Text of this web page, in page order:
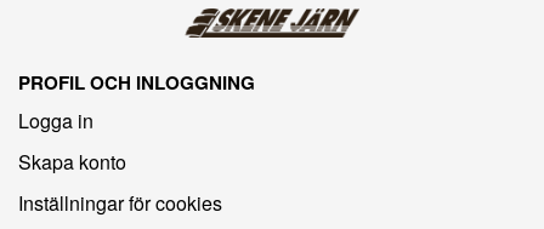
PROFIL OCH INLOGGNING
Logga in
Skapa konto
Inställningar för cookies